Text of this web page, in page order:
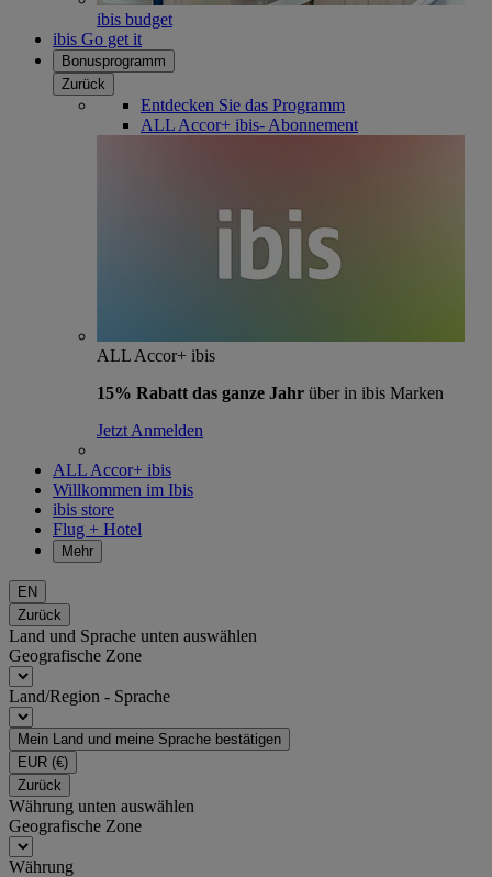
ibis budget
ibis Go get it
Bonusprogramm
Zurück
Entdecken Sie das Programm
ALL Accor+ ibis- Abonnement
ALL Accor+ ibis
15% Rabatt das ganze Jahr über in ibis Marken
Jetzt Anmelden
ALL Accor+ ibis
Willkommen im Ibis
ibis store
Flug + Hotel
Mehr
EN
Zurück
Land und Sprache unten auswählen
Geografische Zone
Land/Region - Sprache
Mein Land und meine Sprache bestätigen
EUR (€)
Zurück
Währung unten auswählen
Geografische Zone
Währung